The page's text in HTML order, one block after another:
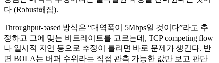
다 (Robust해짐).
Throughput-based 방식은 “대역폭이 5Mbps일 것이다”라고 추
정하고 그에 맞는 비트레이트를 고르는데, TCP competing flow
나 일시적 지연 등으로 추정이 틀리면 바로 문제가 생긴다. 반
면 BOLA는 버퍼 수위라는 직접 관측 가능한 값만 보고 판단